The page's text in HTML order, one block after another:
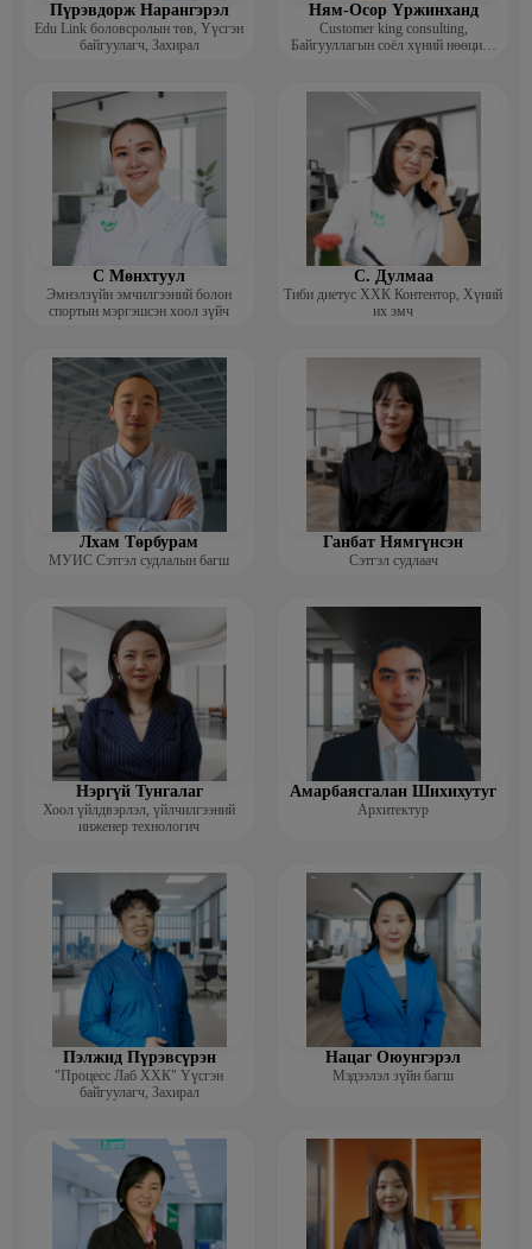
Пүрэвдорж Нарангэрэл
Edu Link боловсролын төв, Үүсгэн
байгуулагч, Захирал
Ням-Осор Үржинханд
Customer king consulting,
Байгууллагын соёл хүний нөөцийн
С Мөнхтуул
Эмнэлзүйн эмчилгээний болон
спортын мэргэшсэн хоол зүйч
С. Дулмаа
Тиби диетус ХХК Контентор, Хүний
их эмч
Лхам Төрбурам
МУИС Сэтгэл судлалын багш
Ганбат Нямгүнсэн
Сэтгэл судлаач
Нэргүй Тунгалаг
Хоол үйлдвэрлэл, үйлчилгээний
инженер технологич
Амарбаясгалан Шихихутуг
Архитектур
Пэлжид Пүрэвсүрэн
"Процесс Лаб ХХК" Үүсгэн
байгуулагч, Захирал
Нацаг Оюунгэрэл
Мэдээлэл зүйн багш